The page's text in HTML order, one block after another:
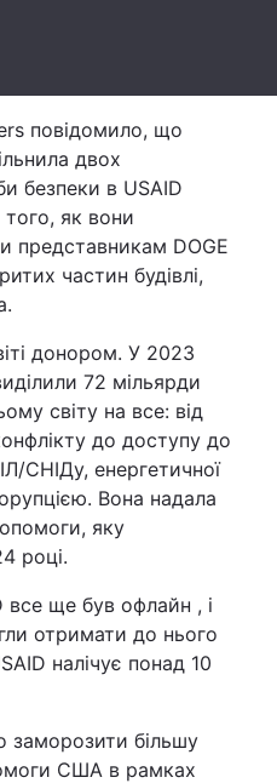
повідомило, що
двох
безпеки в USAID
того, як вони
представникам DOGE
частин будівлі,
донором. У 2023
72 мільярди
світу на все: від
до доступу до
СНІДу, енергетичної
Вона надала
яку
році.
все ще був офлайн , і
отримати до нього
налічує понад 10
заморозити більшу
США в рамках